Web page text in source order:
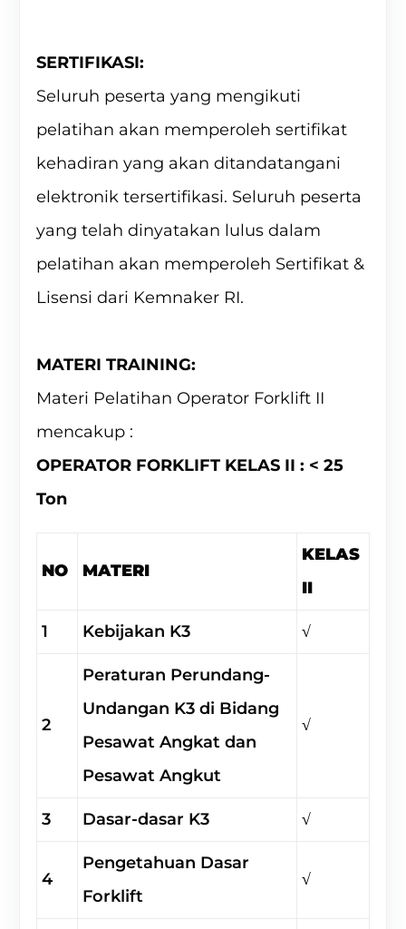
SERTIFIKASI:
Seluruh peserta yang mengikuti
pelatihan akan memperoleh sertifikat
kehadiran yang akan ditandatangani
elektronik tersertifikasi. Seluruh peserta
yang telah dinyatakan lulus dalam
pelatihan akan memperoleh Sertifikat &
Lisensi dari Kemnaker RI.
MATERI TRAINING:
Materi Pelatihan Operator Forklift II
mencakup :
OPERATOR FORKLIFT KELAS II : < 25
Ton
NO MATERI
KELAS
II
1 Kebijakan K3 √
2
Peraturan Perundang-
Undangan K3 di Bidang
Pesawat Angkat dan
Pesawat Angkut
√
3 Dasar-dasar K3 √
4
Pengetahuan Dasar
Forklift
√